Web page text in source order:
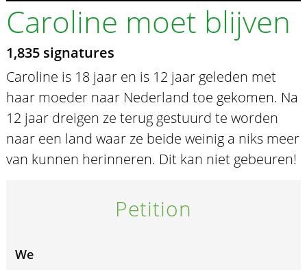
Caroline moet blijven
1,835 signatures
Caroline is 18 jaar en is 12 jaar geleden met
haar moeder naar Nederland toe gekomen. Na
12 jaar dreigen ze terug gestuurd te worden
naar een land waar ze beide weinig a niks meer
van kunnen herinneren. Dit kan niet gebeuren!
Petition
We